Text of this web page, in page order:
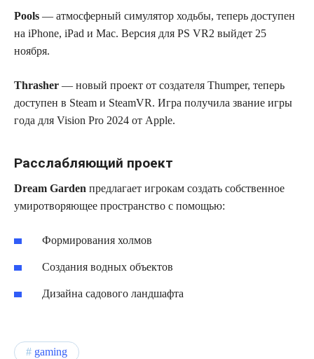
Pools — атмосферный симулятор ходьбы, теперь доступен
на iPhone, iPad и Mac. Версия для PS VR2 выйдет 25
ноября.
Thrasher — новый проект от создателя Thumper, теперь
доступен в Steam и SteamVR. Игра получила звание игры
года для Vision Pro 2024 от Apple.
Расслабляющий проект
Dream Garden предлагает игрокам создать собственное
умиротворяющее пространство с помощью:
Формирования холмов
Создания водных объектов
Дизайна садового ландшафта
gaming